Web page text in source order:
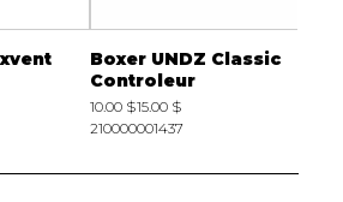
Boxer UNDZ Classic
Controleur
10.00 $15.00 $
210000001437